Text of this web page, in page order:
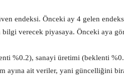
endeksi. Önceki ay 4 gelen
verecek piyasaya. Önceki aya
%0.2), sanayi üretimi (beklenti
ayına ait veriler, yani güncelliğini